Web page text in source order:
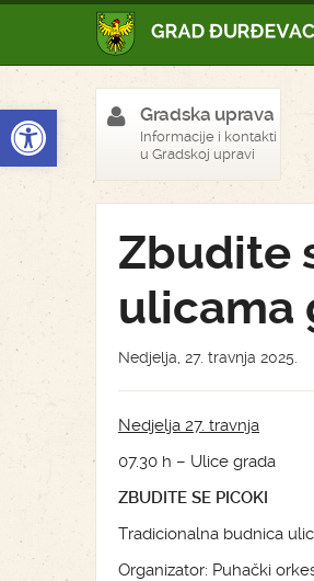
Open toolbar Gradska uprava
Informacije i kontakti
u Gradskoj upravi
Zbudite
ulicama
Nedjelja, 27. travnja 2025.
Nedjelja 27. travnja
07.30 h – Ulice grada
ZBUDITE SE PICOKI
Tradicionalna budnica
Organizator: Puhački